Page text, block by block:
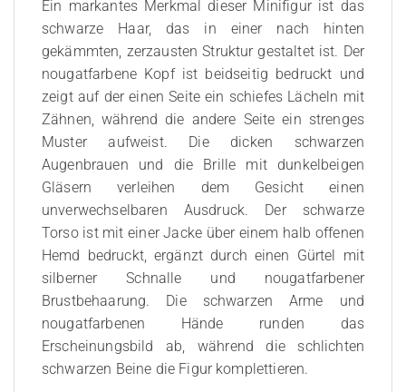
Ein markantes Merkmal dieser Minifigur ist das
schwarze Haar, das in einer nach hinten
gekämmten, zerzausten Struktur gestaltet ist. Der
nougatfarbene Kopf ist beidseitig bedruckt und
zeigt auf der einen Seite ein schiefes Lächeln mit
Zähnen, während die andere Seite ein strenges
Muster aufweist. Die dicken schwarzen
Augenbrauen und die Brille mit dunkelbeigen
Gläsern verleihen dem Gesicht einen
unverwechselbaren Ausdruck. Der schwarze
Torso ist mit einer Jacke über einem halb offenen
Hemd bedruckt, ergänzt durch einen Gürtel mit
silberner Schnalle und nougatfarbener
Brustbehaarung. Die schwarzen Arme und
nougatfarbenen Hände runden das
Erscheinungsbild ab, während die schlichten
schwarzen Beine die Figur komplettieren.